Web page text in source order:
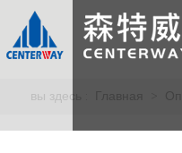
вы здесь :